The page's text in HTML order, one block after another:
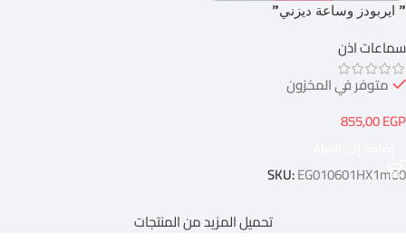
” ايربودز وساعة ديزني”
سماعات اذن
متوفر في المخزون
855,00EGP
SKU:EG010601HX1m00
تحميل المزيد من المنتجات